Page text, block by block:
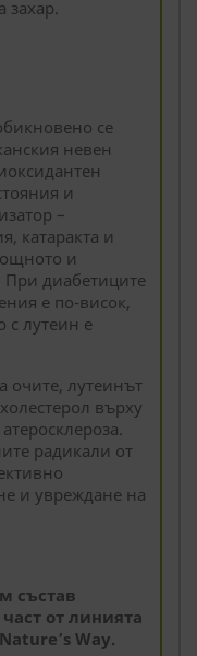
захар.
се
невен
и
–
катаракта и
и
При диабетиците
е по-висок,
с лутеин е
очите, лутеинът
върху
радикали от
и увреждане на
състав
част от линията
Way.